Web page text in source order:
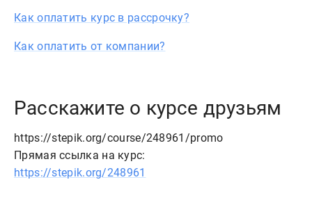
Как оплатить курс в рассрочку?
Как оплатить от компании?
Расскажите о курсе друзьям
https://stepik.org/course/248961/promo
Прямая ссылка на курс:
https://stepik.org/248961